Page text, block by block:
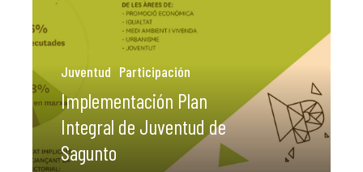
Juventud Participación
Implementación Plan
Integral de Juventud de
Sagunto